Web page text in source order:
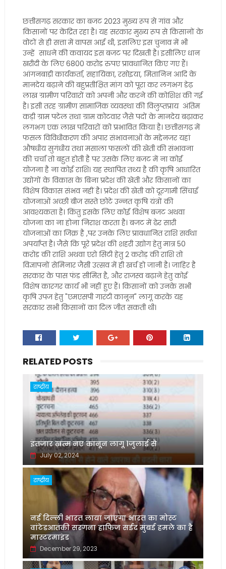
छत्तीसगढ़ सरकार का बजट 2023 मुख्य रूप से गांव और
किसानों पर केंद्रित रहा है। यह सरकार मुख्य रूप से किसानों के
वोटों से ही सत्ता में वापस आई थी, इसलिए इस चुनाव में भी
उन्हें साधने की कवायद इस बजट पर दिखती है। इसीलिए धान
खरीदी के लिए 6800 करोड रुपए प्रावधानित किए गए हैं।
आंगनबाड़ी कार्यकर्ता, सहायिका, रसोइया, मितानिन आदि के
मानदेय बढ़ाने की बहुप्रतीक्षित मांग को पूरा कर लगभग डेढ़
लाख ग्रामीण परिवारों को अपनी और करने की कोशिश की गई
है। इसी तरह ग्रामीण सामाजिक व्यवस्था की विलुप्तप्राय अंतिम
कड़ी ग्राम पटेल तथा ग्राम कोटवार जैसे पदों के मानदेय बढ़ाकर
लगभग एक लाख परिवारों को प्रभावित किया है। छत्तीसगढ़ में
फसल विविधीकरण की अपार संभावनाओं के मद्देनजर यहां
औषधीय सुगंधीय तथा मसाला फसलों की खेती की संभावना
की चर्चा तो बहुत होती है पर उसके लिए बजट में ना कोई
योजना है ना कोई राशि।‌ यह स्थापित तथ्य है की कृषि आधारित
उद्योगों के विकास के बिना प्रदेश की खेती और किसानों का
विशेष विकास संभव नहीं है। प्रदेश की खेती को दूरगामी सिंचाई
योजनाओं अच्छी बीज सस्ते छोटे उन्नत कृषि यंत्रों की
आवश्यकता है। किंतु इसके लिए कोई विशेष बजट अथवा
योजना का ना होना निराश करता है। बजट में ढेर सारी
योजनाओं का जिक्र है ,पर उनके लिए प्रावधानित राशि सर्वथा
अपर्याप्त है। जैसे कि पूरे प्रदेश की शहरी उद्योग हेतु मात्र 50
करोड की राशि अथवा एरो सिटी हेतु 2 करोड़ की राशि तो
विज्ञापनों सेमिनार जैसी उत्सव में ही खर्च हो जानी है। जाहिर है
सरकार के पास फंड सीमित है, और राजस्व बढ़ाने हेतु कोई
विशेष कारगर कार्य भी नहीं हुए हैं। किसानों को उनके सभी
कृषि उपज हेतु "एमएसपी गारंटी कानून" लागू करके यह
सरकार सभी किसानों का दिल जीत सकती थी।
RELATED POSTS
राष्ट्रीय
इंतजार ख़त्म नए कानून लागू 1जुलाई से
July 02, 2024
राष्ट्रीय
नई दिल्ली भारत लाया जाएगा भारत का मोस्ट
वांटेडआतंकी सरगना हाफिज सईद मुंबई हमले का है
मास्टरमाइंड
December 29, 2023